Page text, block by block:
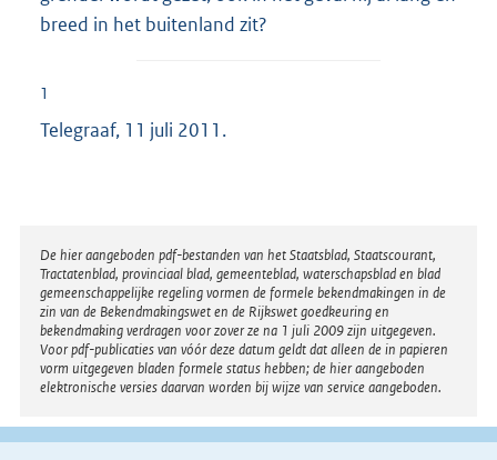
breed in het buitenland zit?
1
Telegraaf, 11 juli 2011.
Disclaimer
De hier aangeboden pdf-bestanden van het Staatsblad, Staatscourant,
Tractatenblad, provinciaal blad, gemeenteblad, waterschapsblad en blad
gemeenschappelijke regeling vormen de formele bekendmakingen in de
zin van de Bekendmakingswet en de Rijkswet goedkeuring en
bekendmaking verdragen voor zover ze na 1 juli 2009 zijn uitgegeven.
Voor pdf-publicaties van vóór deze datum geldt dat alleen de in papieren
vorm uitgegeven bladen formele status hebben; de hier aangeboden
elektronische versies daarvan worden bij wijze van service aangeboden.